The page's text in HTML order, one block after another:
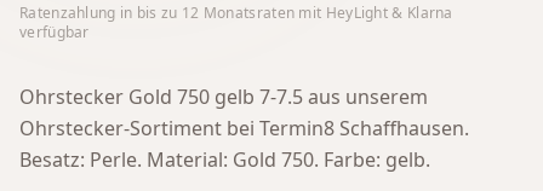
Ratenzahlung in bis zu 12 Monatsraten mit HeyLight & Klarna
verfügbar
Ohrstecker Gold 750 gelb 7-7.5 aus unserem
Ohrstecker-Sortiment bei Termin8 Schaffhausen.
Besatz: Perle. Material: Gold 750. Farbe: gelb.